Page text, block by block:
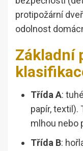
protipožární
odolnost
Základní
Třída A:
papír, textil).
mlhou nebo
Třída B: